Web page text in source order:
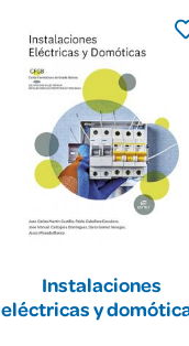
Instalaciones
eléctricas y